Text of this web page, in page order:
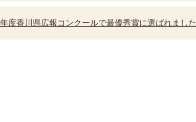
度香川県広報コンクールで最優秀賞に選ばれました